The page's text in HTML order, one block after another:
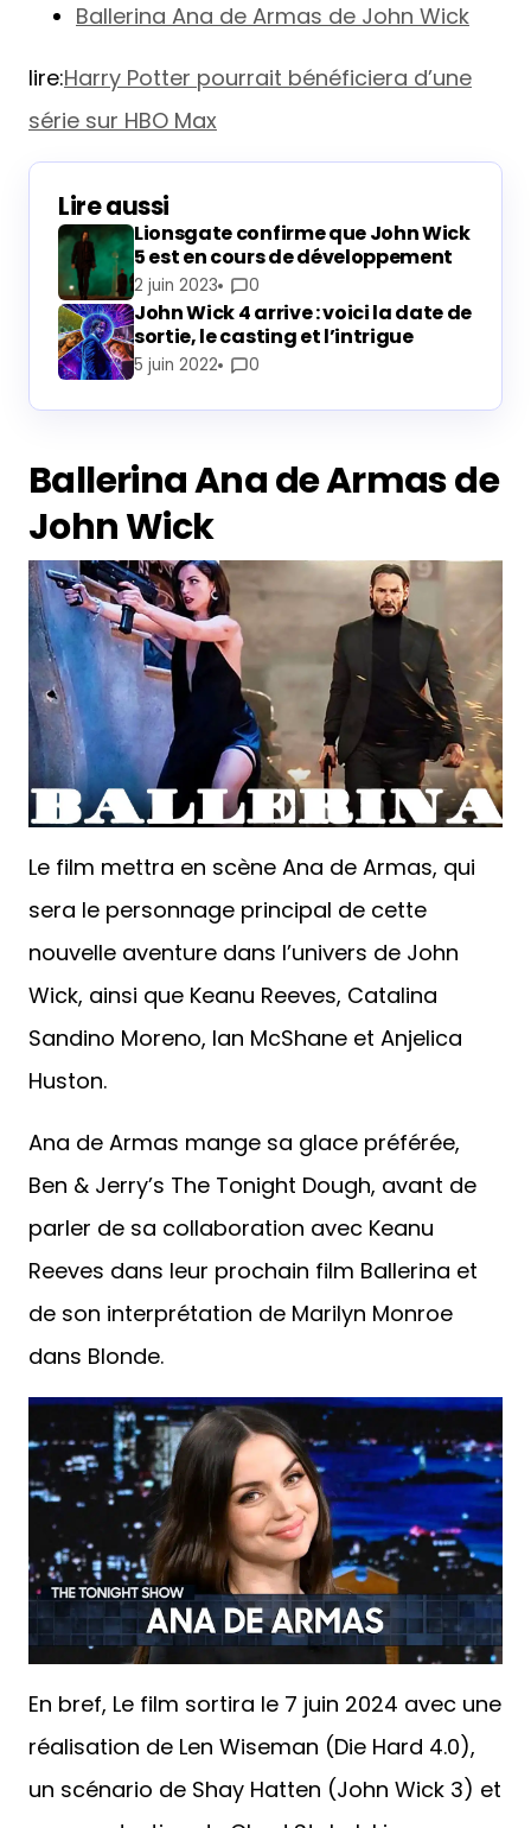
Ballerina Ana de Armas de John Wick
lire:Harry Potter pourrait bénéficiera d’une
série sur HBO Max
Lire aussi
Lionsgate confirme que John Wick
5 est en cours de développement
2 juin 2023 0
John Wick 4 arrive : voici la date de
sortie, le casting et l’intrigue
5 juin 2022 0
Ballerina Ana de Armas de
John Wick
Le film mettra en scène Ana de Armas, qui
sera le personnage principal de cette
nouvelle aventure dans l’univers de John
Wick, ainsi que Keanu Reeves, Catalina
Sandino Moreno, Ian McShane et Anjelica
Huston.
Ana de Armas mange sa glace préférée,
Ben & Jerry’s The Tonight Dough, avant de
parler de sa collaboration avec Keanu
Reeves dans leur prochain film Ballerina et
de son interprétation de Marilyn Monroe
dans Blonde.
En bref, Le film sortira le 7 juin 2024 avec une
réalisation de Len Wiseman (Die Hard 4.0),
un scénario de Shay Hatten (John Wick 3) et